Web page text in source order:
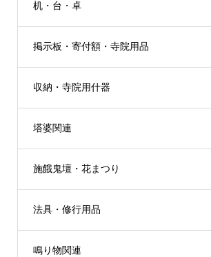
机・台・卓
掲示板・寄付額・寺院用品
収納・寺院用什器
塔婆関連
施餓鬼壇・花まつり
法具・修行用品
鳴り物関連